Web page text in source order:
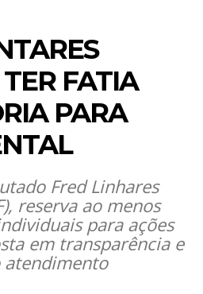
FATIA
PARA
Fred Linhares
reserva ao menos
para ações
em transparência e